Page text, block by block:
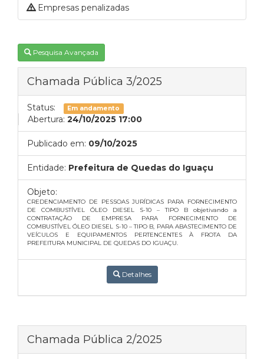
Empresas penalizadas
Pesquisa Avançada
Chamada Pública 3/2025
Status: Em andamento
Abertura: 24/10/2025 17:00
Publicado em: 09/10/2025
Entidade: Prefeitura de Quedas do Iguaçu
Objeto:
CREDENCIAMENTO DE PESSOAS JURÍDICAS PARA FORNECIMENTO
DE COMBUSTÍVEL ÓLEO DIESEL S-10 – TIPO B objetivando a
CONTRATAÇÃO DE EMPRESA PARA FORNECIMENTO DE
COMBUSTÍVEL ÓLEO DIESEL S-10 – TIPO B, PARA ABASTECIMENTO DE
VEÍCULOS E EQUIPAMENTOS PERTENCENTES À FROTA DA
PREFEITURA MUNICIPAL DE QUEDAS DO IGUAÇU.
Detalhes
Chamada Pública 2/2025